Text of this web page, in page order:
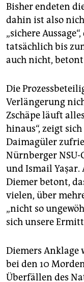
Bisher endeten
dahin ist also
„sichere
tatsächlich bis
auch nicht,
Die
Verlängerung
Zschäpe läuft
hinaus“, zeigt
Daimagüler
Nürnberger
und Ismail Yaşar.
Diemer betont,
vielen, über
„nicht so
sich unsere
Diemers Anklage
bei den 10
Überfällen des